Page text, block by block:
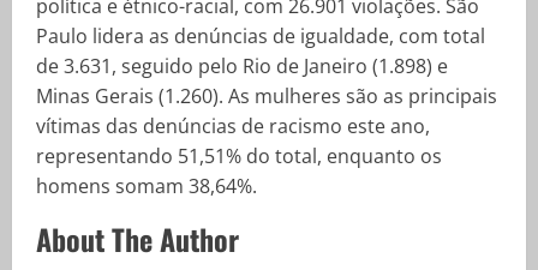
política e étnico-racial, com 26.901 violações. São
Paulo lidera as denúncias de igualdade, com total
de 3.631, seguido pelo Rio de Janeiro (1.898) e
Minas Gerais (1.260). As mulheres são as principais
vítimas das denúncias de racismo este ano,
representando 51,51% do total, enquanto os
homens somam 38,64%.
About The Author